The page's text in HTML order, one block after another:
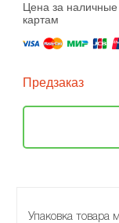
Цена за
картам
Предзаказ
Упаковка товара